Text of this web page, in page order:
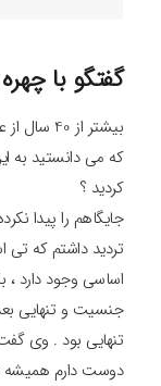
گفتگو با
بیشتر از
که می دانستید به
کردید ؟
جایگاهم را پیدا
تردید داشتم که
اساسی وجود دارد ،
جنسیت و تنهایی
تنهایی بود . وی
دوست دارم همیشه